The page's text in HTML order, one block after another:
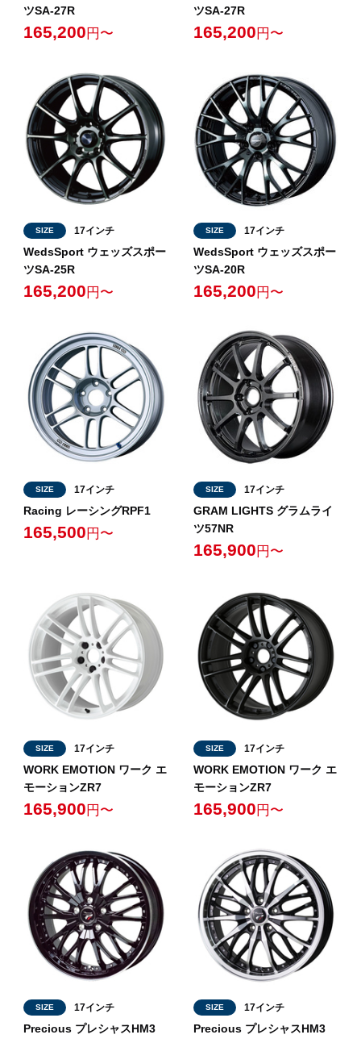
ツSA-27R
165,200 円〜
ツSA-27R
165,200 円〜
SIZE 17インチ
WedsSport ウェッズスポー
ツSA-25R
165,200 円〜
SIZE 17インチ
WedsSport ウェッズスポー
ツSA-20R
165,200 円〜
SIZE 17インチ
Racing レーシングRPF1
165,500 円〜
SIZE 17インチ
GRAM LIGHTS グラムライ
ツ57NR
165,900 円〜
SIZE 17インチ
WORK EMOTION ワーク エ
モーションZR7
165,900 円〜
SIZE 17インチ
WORK EMOTION ワーク エ
モーションZR7
165,900 円〜
SIZE 17インチ
Precious プレシャスHM3
SIZE 17インチ
Precious プレシャスHM3